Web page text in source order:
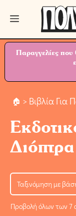
Μετάβαση
περιεχόμενο
Μενού
Παραγγελίες που
> Βιβλία Για
Διόπτρα
Προβολή όλων των 7